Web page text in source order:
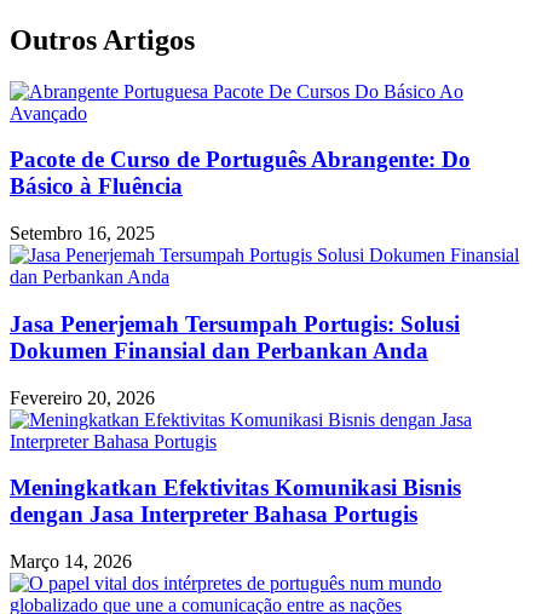
Outros Artigos
Pacote de Curso de Português Abrangente: Do
Básico à Fluência
Setembro 16, 2025
Jasa Penerjemah Tersumpah Portugis: Solusi
Dokumen Finansial dan Perbankan Anda
Fevereiro 20, 2026
Meningkatkan Efektivitas Komunikasi Bisnis
dengan Jasa Interpreter Bahasa Portugis
Março 14, 2026